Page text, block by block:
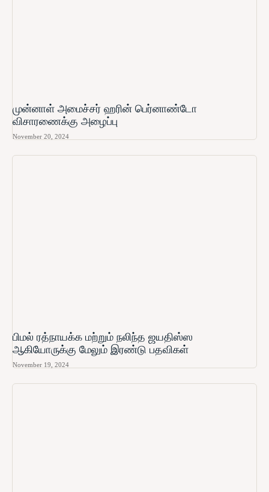
முன்னாள் அமைச்சர் ஹரின் பெர்னாண்டோ​
விசாரணைக்கு அழைப்பு
November 20, 2024
பிமல் ரத்நாயக்க மற்றும் நலிந்த ஜயதிஸ்ஸ
ஆகியோருக்கு மேலும் இரண்டு பதவிகள்
November 19, 2024